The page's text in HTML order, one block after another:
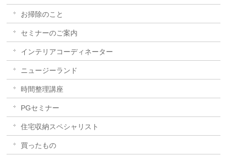
お掃除のこと
セミナーのご案内
インテリアコーディネーター
ニュージーランド
時間整理講座
PGセミナー
住宅収納スペシャリスト
買ったもの